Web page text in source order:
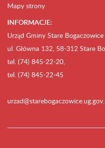
Mapy strony
INFORMACJE:
Urząd Gminy Stare Bogaczowice
ul. Główna 132, 58-312 Stare
tel. (74) 845-22-20,
tel. (74) 845-22-45